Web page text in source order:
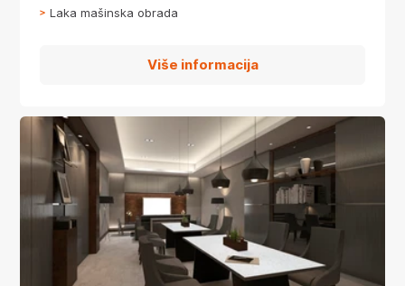
Laka mašinska obrada
Više informacija